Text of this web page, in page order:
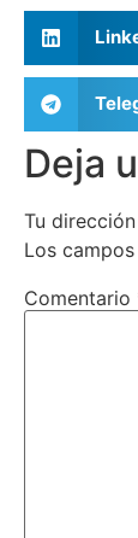
Deja
Tu
Los
Comentario